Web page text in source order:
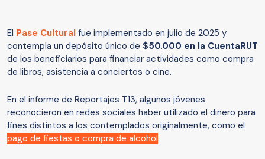
El Pase Cultural fue implementado en julio de 2025 y
contempla un depósito único de $50.000 en la CuentaRUT
de los beneficiarios para financiar actividades como compra
de libros, asistencia a conciertos o cine.
En el informe de Reportajes T13, algunos jóvenes
reconocieron en redes sociales haber utilizado el dinero para
fines distintos a los contemplados originalmente, como el
pago de fiestas o compra de alcohol.